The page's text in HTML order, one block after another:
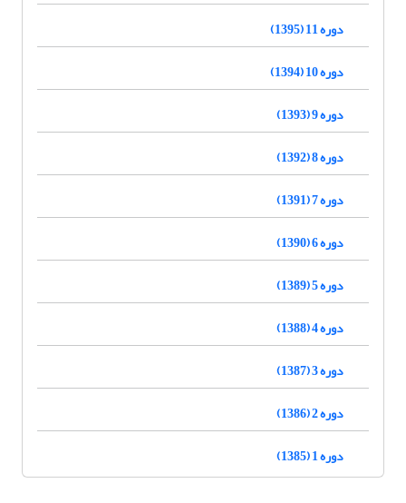
دوره 11 (1395)
دوره 10 (1394)
دوره 9 (1393)
دوره 8 (1392)
دوره 7 (1391)
دوره 6 (1390)
دوره 5 (1389)
دوره 4 (1388)
دوره 3 (1387)
دوره 2 (1386)
دوره 1 (1385)